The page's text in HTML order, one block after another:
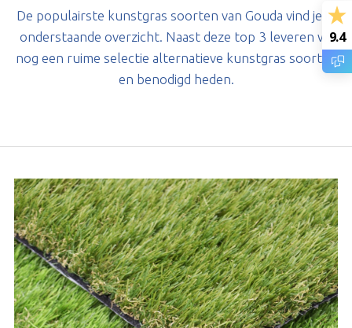
De populairste kunstgras soorten van Gouda vind je in
onderstaande overzicht. Naast deze top 3 leveren wij
nog een ruime selectie alternatieve kunstgras soorten
en benodigd heden.
9.4